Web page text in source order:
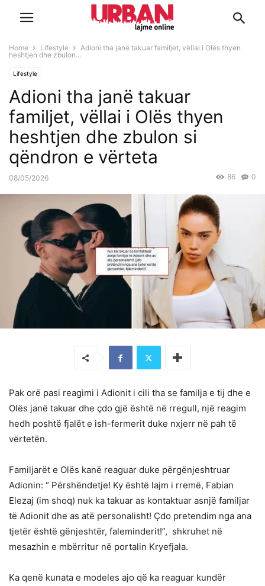
Home Lifestyle
Adioni tha janë takuar familjet, vëllai i Olës thyen
heshtjen dhe zbulon...
Lifestyle
Adioni tha janë takuar
familjet, vëllai i Olës thyen
heshtjen dhe zbulon si
qëndron e vërteta
08/05/2026 0
86
Pak orë pasi reagimi i Adionit i cili tha se familja e tij dhe e
Olës janë takuar dhe çdo gjë është në rregull, një reagim
hedh poshtë fjalët e ish-fermerit duke nxjerr në pah të
vërtetën.
Familjarët e Olës kanë reaguar duke përgënjeshtruar
Adionin: “ Përshëndetje! Ky është lajm i rremë, Fabian
Elezaj (im shoq) nuk ka takuar as kontaktuar asnjë familjar
të Adionit dhe as atë personalisht! Çdo pretendim nga ana
tjetër është gënjeshtër, faleminderit!”, shkruhet në
mesazhin e mbërritur në portalin Kryefjala.
Ka qenë kunata e modeles ajo që ka reaguar kundër